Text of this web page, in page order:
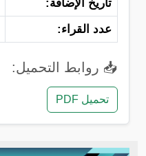
تاريخ الإضافة:
عدد القراء:
📥 روابط التحميل:
تحميل PDF